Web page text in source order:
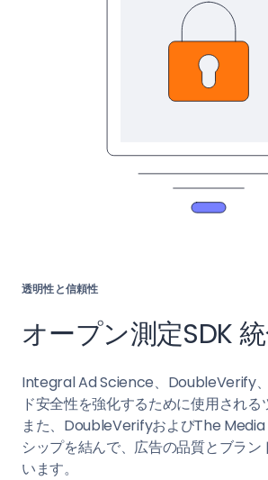
透明性と信頼性
オープン測定SDK
Integral Ad Science、DoubleVerify
ド安全性を強化するために使用される
また、DoubleVerifyおよびThe
シップを結んで、広告の品質とブラン
います。